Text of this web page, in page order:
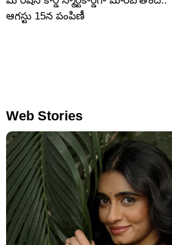
ఆగస్టు 15న పంపిణీ
Web Stories